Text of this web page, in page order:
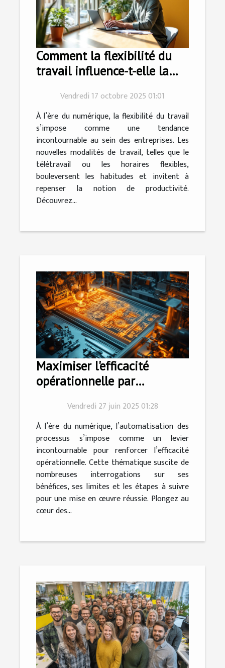
Comment la flexibilité du
travail influence-t-elle la
Vendredi 17 octobre 2025 01:01
À l’ère du numérique, la flexibilité du travail
s’impose comme une tendance
incontournable au sein des entreprises. Les
nouvelles modalités de travail, telles que le
télétravail ou les horaires flexibles,
bouleversent les habitudes et invitent à
repenser la notion de productivité.
Découvrez...
Maximiser l'efficacité
opérationnelle par
processusVendredi 27 juin 2025 01:28
À l’ère du numérique, l’automatisation des
processus s’impose comme un levier
incontournable pour renforcer l’efficacité
opérationnelle. Cette thématique suscite de
nombreuses interrogations sur ses
bénéfices, ses limites et les étapes à suivre
pour une mise en œuvre réussie. Plongez au
cœur des...